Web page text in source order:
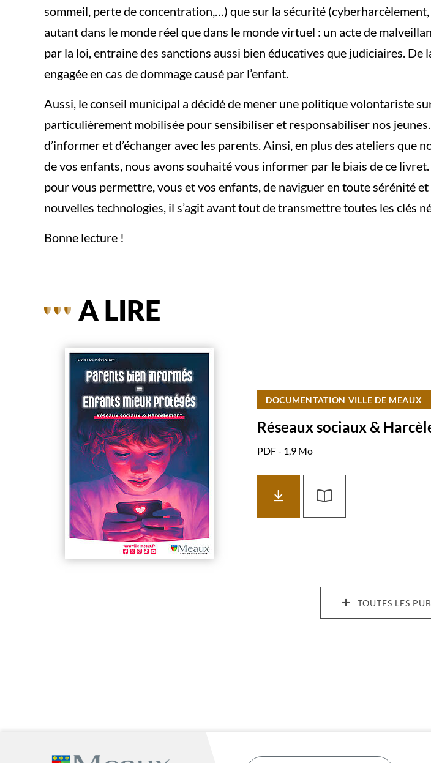
sommeil, perte de concentration,…) que sur la sécurité
autant dans le monde réel que dans le monde virtuel : un acte de
par la loi, entraine des sanctions aussi bien éducatives que judiciaires.
engagée en cas de dommage causé par l’enfant.
Aussi, le conseil municipal a décidé de mener une politique volontariste
particulièrement mobilisée pour sensibiliser et responsabiliser nos
d’informer et d’échanger avec les parents. Ainsi, en plus des ateliers
de vos enfants, nous avons souhaité vous informer par le biais de ce
pour vous permettre, vous et vos enfants, de naviguer en toute sérénité
nouvelles technologies, il s’agit avant tout de transmettre toutes les clés
Bonne lecture !
A LIRE
DOCUMENTATION VILLE DE MEAUX
Réseaux sociaux &
PDF - 1,9 Mo
TOUTES LES